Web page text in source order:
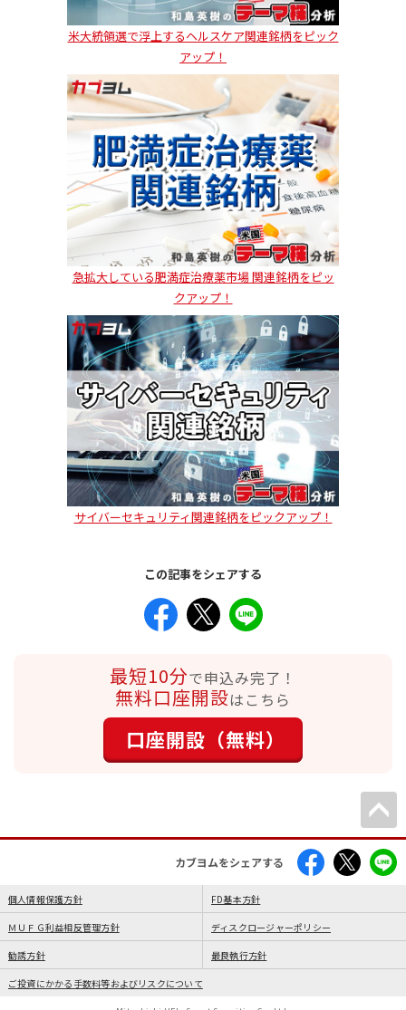
米大統領選で浮上するヘルスケア関連銘柄をピック
アップ！
急拡大している肥満症治療薬市場 関連銘柄をピッ
クアップ！
サイバーセキュリティ関連銘柄をピックアップ！
この記事をシェアする
最短10分で申込み完了！
無料口座開設はこちら
口座開設（無料）
カブヨムをシェアする
個人情報保護方針 FD基本方針
ＭＵＦＧ利益相反管理方針 ディスクロージャーポリシー
勧誘方針 最良執行方針
ご投資にかかる手数料等およびリスクについて